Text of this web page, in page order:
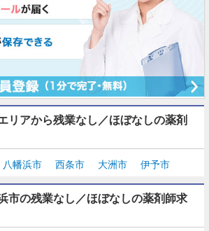
リアから残業なし／ほぼなしの薬剤
八幡浜市 西条市 大洲市 伊予市
市の残業なし／ほぼなしの薬剤師求